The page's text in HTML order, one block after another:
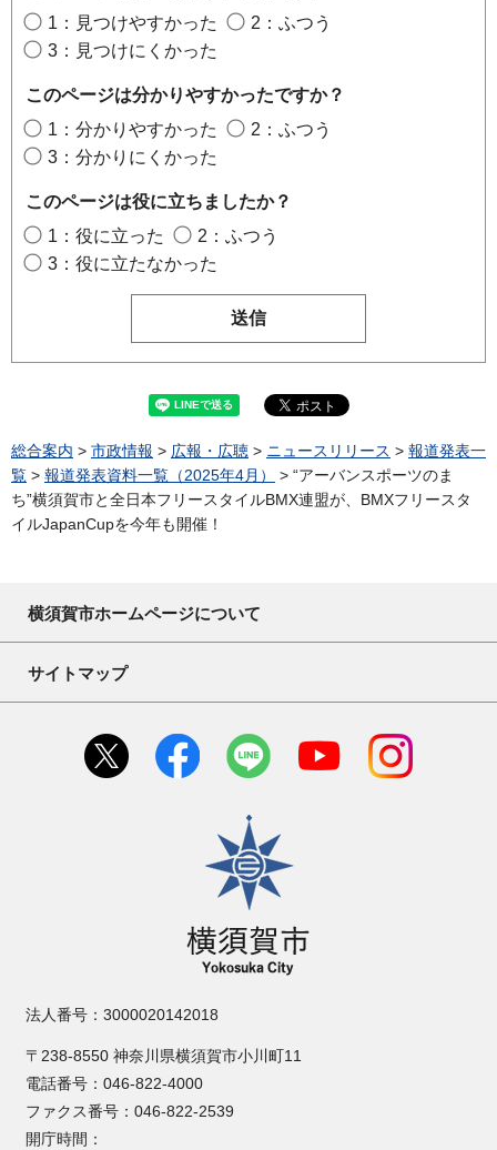
1：見つけやすかった
2：ふつう
3：見つけにくかった
このページは分かりやすかったですか？
1：分かりやすかった
2：ふつう
3：分かりにくかった
このページは役に立ちましたか？
1：役に立った
2：ふつう
3：役に立たなかった
総合案内 > 市政情報 > 広報・広聴 > ニュースリリース > 報道発表一
覧 > 報道発表資料一覧（2025年4月）
> “アーバンスポーツのま
ち”横須賀市と全日本フリースタイルBMX連盟が、BMXフリースタ
イルJapanCupを今年も開催！
横須賀市ホームページについて
サイトマップ
横須賀市
法人番号：3000020142018
〒238-8550 神奈川県横須賀市小川町11
電話番号：046-822-4000
ファクス番号：046-822-2539
開庁時間：